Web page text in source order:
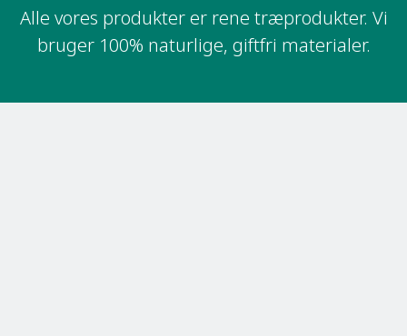
Alle vores produkter er rene træprodukter. Vi
bruger 100% naturlige, giftfri materialer.​​​​‌ ‍ ​‍​‍‌‍ ‌ ​‍‌‍‍‌‌‍‌ ‌‍‍‌‌‍ ‍​‍​‍​ ‍‍​‍​‍‌ ​ ‌‍​‌‌‍ ‍‌‍‍‌‌ ‌​‌ ‍‌​‍ ‍‌‍‍‌‌‍ ​‍​‍​‍ ​​‍​‍‌‍‍​‌ ​‍‌‍‌‌‌‍‌‍​‍​‍​ ‍‍​‍​‍‌ ​ ‌ ‌‌‌ ​​‌‍‌‌‌ ​‍​‍ ‌‌‍ ​‌‍ ‌‍‌ ‌‍‍‌‌‍ ‍​‍ ‌‍‍‌‌‍ ‍‌ ‌​‌‍‌‌‌‍ ‍‌ ‌​​‍ ‌‍‌‌‌‍‌​‌‍‍‌‌ ‌​​‍ ‌‍ ‌‌‍ ‌‍‌​‌‍‌‌​ ‌‌ ​​‌ ​‍‌‍‌‌‌ ​ ‌‍‌‌‌‍ ‍‌ ‌​‌‍​‌‌ ‌​‌‍‍‌‌‍ ‌‍ ‍​ ‍ ‌‍‍‌‌‍‌​​ ‌‌ ​ ‌‍‍​‌‍ ‌ ​​‌‍‍‌‌‍‌‍‌ ‍‌‌​​ ‌‍ ‌‍ ​‌‍ ​‌‍‌‌‌‍​ ‌ ‌​‌‍‍‌‌‍ ‌‍ ‍​‍ ‌​ ​‍​ ‍​​ ‌ ​ ‌ ​ ‌ ​ ​‌​ ​ ​ ‌‍​ ​‌​ ‌​​ ‍​​ ‌ ​ ‍ ‌ ‌​‌ ‍‌‌ ​​‌‍‌‌​ ‌‌‍​ ‌‍ ‌‍ ​‌‍ ​‌‍‌‌‌‍​ ‌ ‌​‌‍‍‌‌‍ ‌‍ ‍​ ‍ ‌ ​​‌‍​‌‌ ‌​‌‍‍​​ ‌‌ ​​‌‍​‌‌‍‌ ‌‍‌‌‌​​‍‌ ‌‌‌‍‍‌‌‍ ​‌‍‌​‌‍‌‌‌ ​‍​‍‌‌​ ‌‌‌​​‍‌‌ ‌‍‍ ‌‍‌‌‌ ‍‌​‍‌‌​ ​ ‌​‌​​‍‌‌​ ​ ‌​‌​​‍‌‌​ ​‍​ ​‍​ ​​‌‍‌‌‌‍​‍‌‍‌‍‌‍​‍‌‍‌​​ ‍‌‌‍‌‌​ ​​​ ​ ​ ​ ‌‍‌‍​‍‌‌​ ​‍​ ​‍​‍‌‌​ ‌‌‌​‌​​‍ ‍‌‍​‍‌‍ ‌ ‍​‌‍‌‌‌ ​ ​‍‌‌​ ‌‌‌​​‍‌‌ ‌‍‍ ‌‍‌‌‌ ‍‌​‍‌‌​ ​ ‌​‌​​‍‌‌​ ​ ‌​‌​​‍‌‌​ ​‍​ ​‍​ ​ ​ ‌‌​ ‌‌​ ​​‌‍‌‍​ ​ ​ ​‍​ ‍​‌‍​‌‌‍​ ​ ‌ ​ ​‌​‍‌‌​ ​‍​ ​‍​‍‌‌​ ‌‌‌​‌​​‍ ‍‌‍​ ‌‍ ‌‍ ‍‌ ‌​‌‍‌‌‌‍ ‍‌ ‌​​ ‌‍​‍‌‍​‌‌ ​ ‌‍‌‌‌‌‌‌‌ ​‍‌‍ ​​ ‌‌ ​ ‌ ‌‌‌ ​​‌‍‌‌‌ ​‍​‍ ‌‌‍ ​‌‍ ‌‍‌ ‌‍‍‌‌‍ ‍​‍‌‍‌‍‍‌‌‍‌​​ ‌‌ ​ ‌‍‍​‌‍ ‌ ​​‌‍‍‌‌‍‌‍‌ ‍‌‌​​ ‌‍ ‌‍ ​‌‍ ​‌‍‌‌‌‍​ ‌ ‌​‌‍‍‌‌‍ ‌‍ ‍​‍ ‌​ ​‍​ ‍​​ ‌ ​ ‌ ​ ‌ ​ ​‌​ ​ ​ ‌‍​ ​‌​ ‌​​ ‍​​ ‌ ​‍‌‍‌ ‌​‌ ‍‌‌ ​​‌‍‌‌​ ‌‌‍​ ‌‍ ‌‍ ​‌‍ ​‌‍‌‌‌‍​ ‌ ‌​‌‍‍‌‌‍ ‌‍ ‍​‍‌‍‌ ​​‌‍​‌‌ ‌​‌‍‍​​ ‌‌ ​​‌‍​‌‌‍‌ ‌‍‌‌‌​​‍‌ ‌‌‌‍‍‌‌‍ ​‌‍‌​‌‍‌‌‌ ​‍​‍‌‌​ ‌‌‌​​‍‌‌ ‌‍‍ ‌‍‌‌‌ ‍‌​‍‌‌​ ​ ‌​‌​​‍‌‌​ ​ ‌​‌​​‍‌‌​ ​‍​ ​‍​ ​​‌‍‌‌‌‍​‍‌‍‌‍‌‍​‍‌‍‌​​ ‍‌‌‍‌‌​ ​​​ ​ ​ ​ ‌‍‌‍​‍‌‌​ ​‍​ ​‍​‍‌‌​ ‌‌‌​‌​​‍ ‍‌‍​‍‌‍ ‌ ‍​‌‍‌‌‌ ​ ​‍‌‌​ ‌‌‌​​‍‌‌ ‌‍‍ ‌‍‌‌‌ ‍‌​‍‌‌​ ​ ‌​‌​​‍‌‌​ ​ ‌​‌​​‍‌‌​ ​‍​ ​‍​ ​ ​ ‌‌​ ‌‌​ ​​‌‍‌‍​ ​ ​ ​‍​ ‍​‌‍​‌‌‍​ ​ ‌ ​ ​‌​‍‌‌​ ​‍​ ​‍​‍‌‌​ ‌‌‌​‌​​‍ ‍‌‍​ ‌‍ ‌‍ ‍‌ ‌​‌‍‌‌‌‍ ‍‌ ‌​​‍‌‍‌ ​​‌‍‌‌‌ ​‍‌ ​ ‌ ​​‌‍‌‌‌‍​ ‌ ‌​‌‍‍‌‌ ‌‍‌‍‌‌​ ‌‌ ​​‌ ‌‌‌‍​‍‌‍ ​‌‍‍‌‌ ​ ‌‍‍​‌‍‌‌‌‍‌​​‍​‍‌ ‌